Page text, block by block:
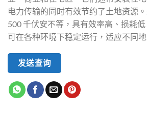
电力传输的同时有效节约了土地资源
500 千伏安不等，具有效率高、损耗
可在各种环境下稳定运行，适应不同
发送查询